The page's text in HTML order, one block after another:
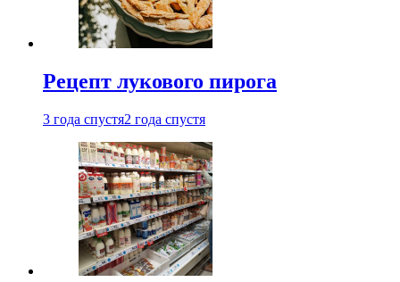
Рецепт лукового пирога
3 года спустя2 года спустя